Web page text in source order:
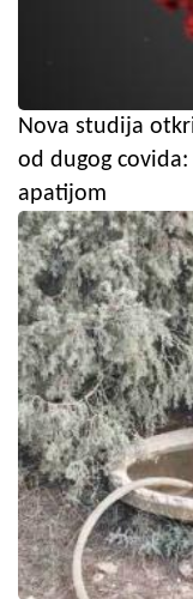
Nova studija
od dugog
apatijom